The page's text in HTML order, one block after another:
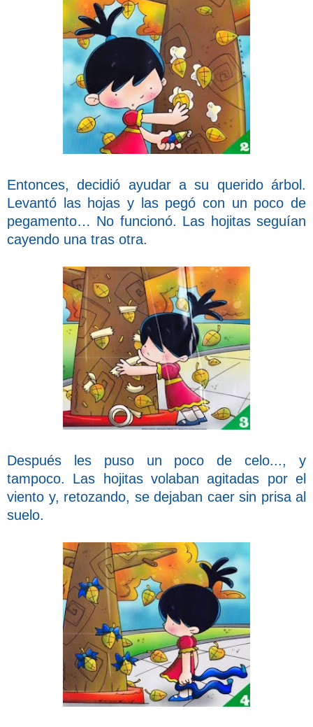
Entonces, decidió ayudar a su querido árbol.
Levantó las hojas y las pegó con un poco de
pegamento… No funcionó. Las hojitas seguían
cayendo una tras otra.
Después les puso un poco de celo..., y
tampoco. Las hojitas volaban agitadas por el
viento y, retozando, se dejaban caer sin prisa al
suelo.